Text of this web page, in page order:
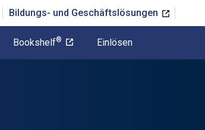
Bildungs- und Geschäftslösungen
Bookshelf® Einlösen